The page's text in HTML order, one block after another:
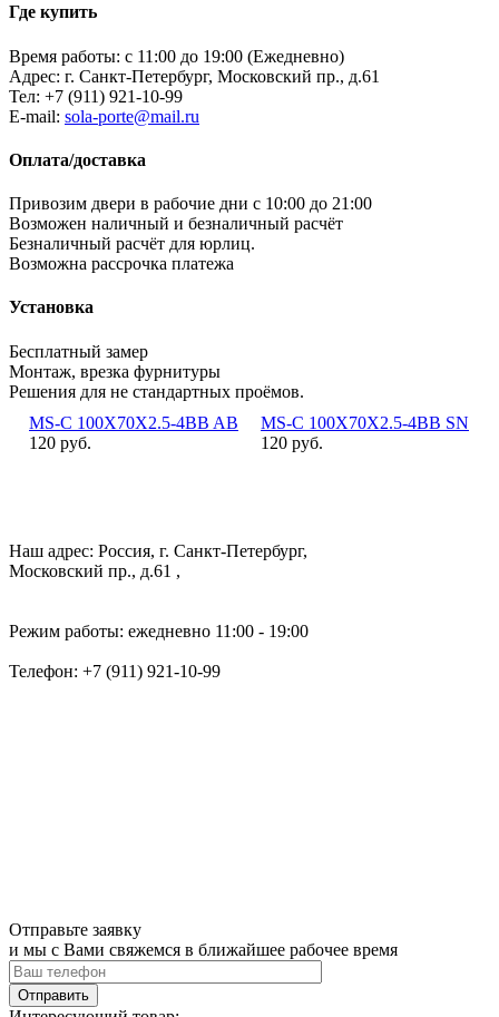
Где купить
Время работы: с 11:00 до 19:00 (Ежедневно)
Адрес: г. Санкт-Петербург, Московский пр., д.61
Тел: +7 (911) 921-10-99
E-mail: sola-porte@mail.ru
Оплата/доставка
Привозим двери в рабочие дни с 10:00 до 21:00
Возможен наличный и безналичный расчёт
Безналичный расчёт для юрлиц.
Возможна рассрочка платежа
Установка
Бесплатный замер
Монтаж, врезка фурнитуры
Решения для не стандартных проёмов.
MS-C 100X70X2.5-4BB AB
120 руб.
MS-C 100X70X2.5-4BB SN
120 руб.
Наш адрес: Россия, г. Санкт-Петербург,
Московский пр., д.61 ,
Режим работы: ежедневно 11:00 - 19:00
Телефон: +7 (911) 921-10-99
Отправьте заявку
и мы с Вами свяжемся в ближайшее рабочее время